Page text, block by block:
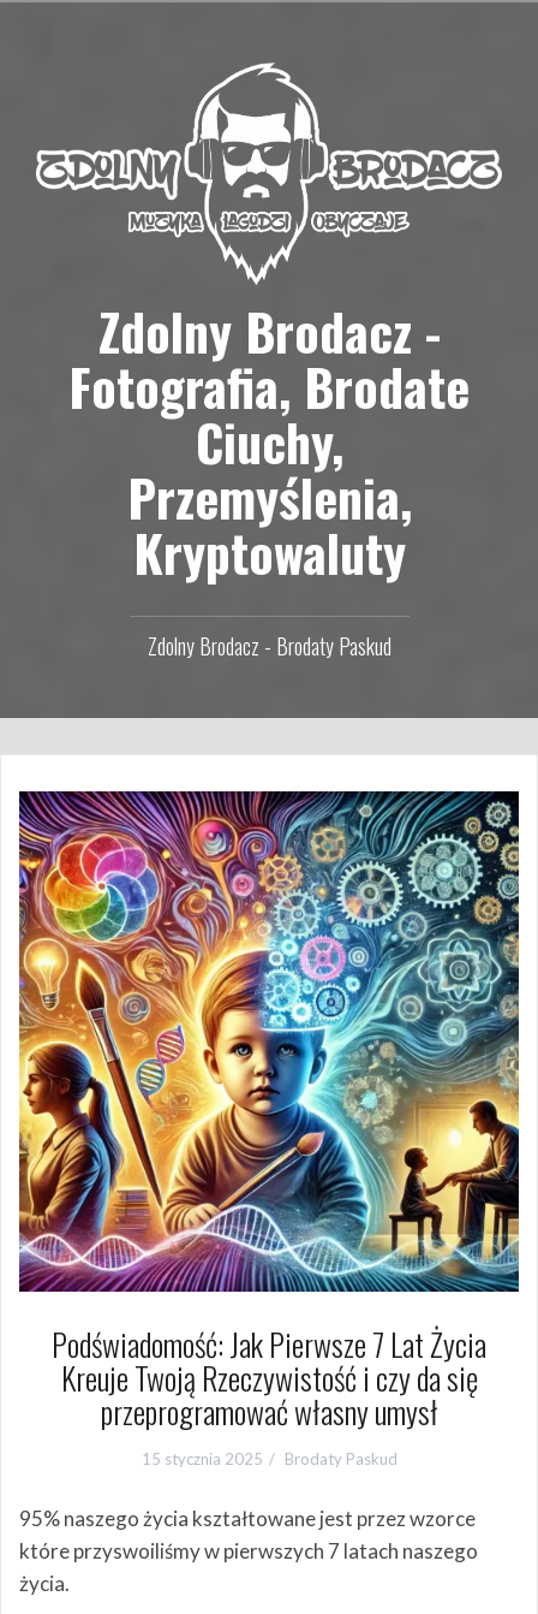
Zdolny Brodacz -
Fotografia, Brodate
Ciuchy,
Przemyślenia,
Kryptowaluty
Zdolny Brodacz - Brodaty Paskud
Podświadomość: Jak Pierwsze 7 Lat Życia
Kreuje Twoją Rzeczywistość i czy da się
przeprogramować własny umysł
15 stycznia 2025 Brodaty Paskud
95% naszego życia kształtowane jest przez wzorce
które przyswoiliśmy w pierwszych 7 latach naszego
życia.